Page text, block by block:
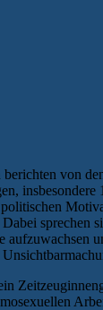
von
sprechen
aufzuwachsen